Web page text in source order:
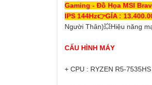
Gaming - Đồ Họa MSI
IPS 144Hz👉GÍA :
Người Thân)💥Hiệu năng
CẤU HÌNH MÁY
+ CPU : RYZEN R5-